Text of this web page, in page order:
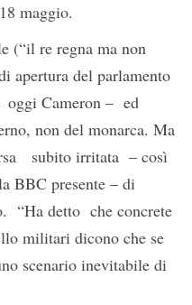
maggio.
(“il re regna ma non
apertura del parlamento
Cameron – ed
non del monarca. Ma
subito irritata – così
BBC presente – di
“Ha detto che concrete
militari dicono che se
scenario inevitabile di